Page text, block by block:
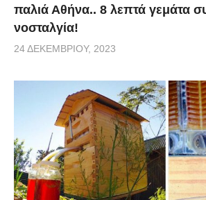
παλιά Αθήνα.. 8 λεπτά γεμάτα
νοσταλγία!
24 ΔΕΚΕΜΒΡΊΟΥ, 2023